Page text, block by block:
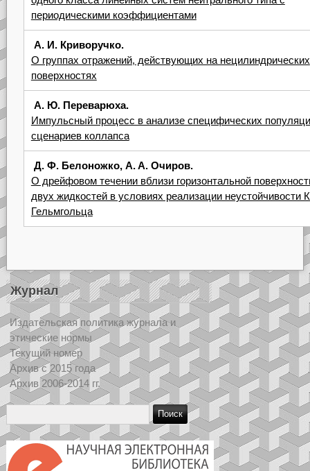
периодическими коэффициентами
А. И. Криворучко.
О группах отражений, действующих на нецилиндрических
поверхностях
А. Ю. Переварюха.
Импульсный процесс в анализе специфических
сценариев коллапса
Д. Ф. Белоножко, A. A. Очиров.
О дрейфовом течении вблизи горизонтальной
двух жидкостей в условиях реализации неустойчивости
Гельмгольца
Журнал
Издательская политика журнала и
этические нормы
Текущий номер
Архив с 2015 года
Архив 2006-2014 гг.